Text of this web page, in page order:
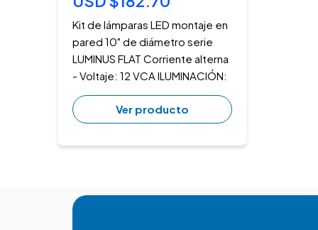
Kit de lámparas LED montaje en
pared 10" de diámetro serie
LUMINUS FLAT Corriente alterna
- Voltaje: 12 VCA ILUMINACIÓN:
Ver producto